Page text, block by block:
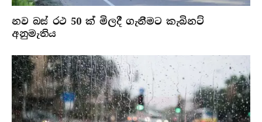
නව බස් රථ 50 ක් මිලදී ගැනීමට කැබිනට්
අනුමැතිය